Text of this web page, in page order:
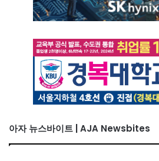
아자 뉴스바이트 | AJA Newsbites